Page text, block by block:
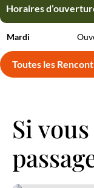
Horaires
Mardi
Horaires
Mardi
Horaires
Mardi
Toutes les
Si